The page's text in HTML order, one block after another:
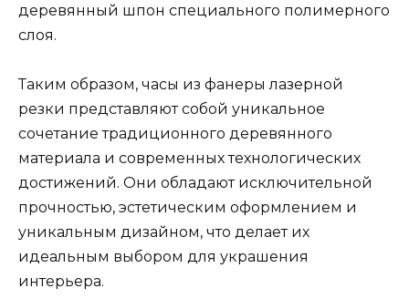
деревянный шпон специального полимерного
слоя.
Таким образом, часы из фанеры лазерной
резки представляют собой уникальное
сочетание традиционного деревянного
материала и современных технологических
достижений. Они обладают исключительной
прочностью, эстетическим оформлением и
уникальным дизайном, что делает их
идеальным выбором для украшения
интерьера.